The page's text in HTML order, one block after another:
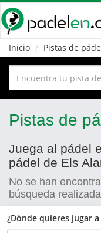
Inicio
Pistas de
Pistas de
Juega al pádel
pádel de Els
No se han
búsqueda realizada
¿Dónde quieres jugar a